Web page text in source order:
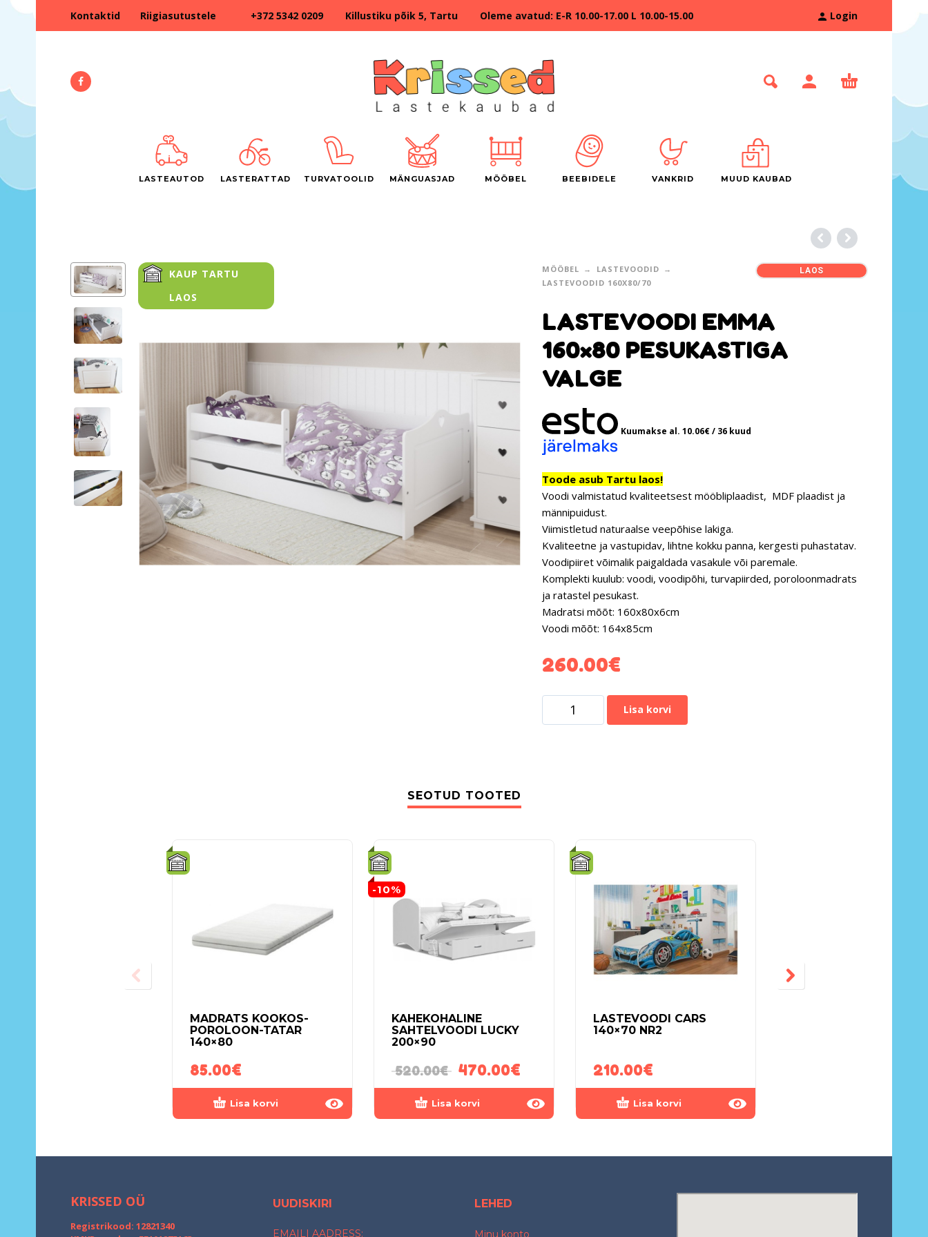
Kontaktid Riigiasutustele +372 5342 0209 Killustiku põik 5, Tartu Oleme avatud: E-R 10.00-17.00 L 10.00-15.00 Login
LASTEAUTOD LASTERATTAD TURVATOOLID MÄNGUASJAD MÖÖBEL BEEBIDELE VANKRID MUUD KAUBAD
KAUP TARTU
LAOS
MÖÖBEL
LASTEVOODID
LASTEVOODID 160X80/70
LAOS
LASTEVOODI EMMA
160×80 PESUKASTIGA
VALGE
Kuumakse al. 10.06€/ 36 kuud
Toode asub Tartu laos!
Voodi valmistatud kvaliteetsest mööbliplaadist, MDF plaadist ja
männipuidust.
Viimistletud naturaalse veepõhise lakiga.
Kvaliteetne ja vastupidav, lihtne kokku panna, kergesti puhastatav.
Voodipiiret võimalik paigaldada vasakule või paremale.
Komplekti kuulub: voodi, voodipõhi, turvapiirded, poroloonmadrats
ja ratastel pesukast.
Madratsi mõõt: 160x80x6cm
Voodi mõõt: 164x85cm
260.00€
Lisa korvi
SEOTUD TOOTED
MADRATS KOOKOS-
POROLOON-TATAR
140×80
85.00€
Lisa korvi
-10%
KAHEKOHALINE
SAHTELVOODI LUCKY
200×90
520.00€ 470.00€
Lisa korvi
LASTEVOODI CARS
140×70 NR2
210.00€
Lisa korvi
KRISSED OÜ
Registrikood: 12821340
UUDISKIRI
EMAILI AADRESS:
LEHED
Minu konto